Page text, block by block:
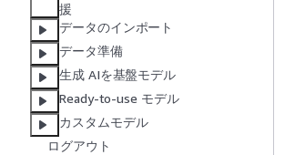
援
データのインポート
データ準備
生成 AIを基盤モデル
Ready-to-use モデル
カスタムモデル
ログアウト